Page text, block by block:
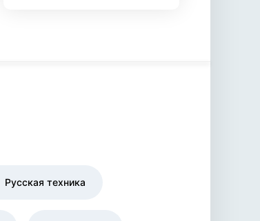
Русская техника